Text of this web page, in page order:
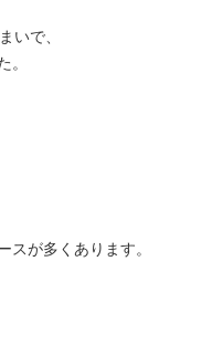
いで、
。
スが多くあります。